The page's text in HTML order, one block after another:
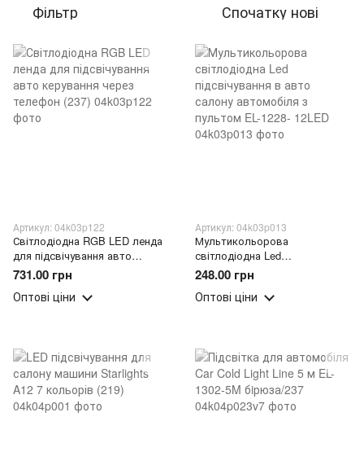
Фільтр Спочатку нові
Артикул: 04k03p122
Світлодіодна RGB LED ленда
для підсвічування авто
керування через телефон
(237)
731.00 грн
Оптові ціни
Артикул: 04k03p013
Мультикольорова
світлодіодна Led
підсвічування в авто салону
автомобіля з пультом EL-
1228- 12LED
248.00 грн
Оптові ціни